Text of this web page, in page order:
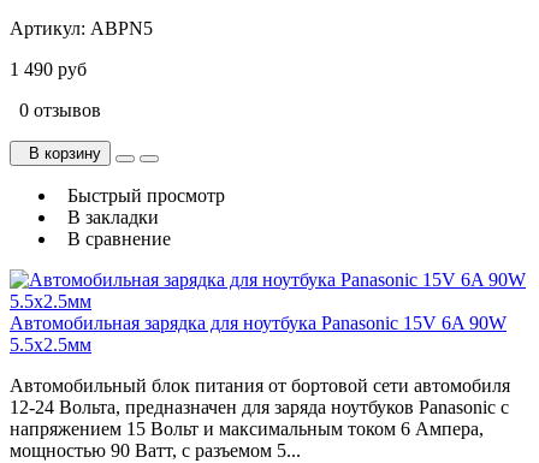
Артикул: ABPN5
1 490 руб
0 отзывов
В корзину
Быстрый просмотр
В закладки
В сравнение
Автомобильная зарядка для ноутбука Panasonic 15V 6A 90W
5.5x2.5мм
Автомобильный блок питания от бортовой сети автомобиля
12-24 Вольта, предназначен для заряда ноутбуков Panasonic с
напряжением 15 Вольт и максимальным током 6 Ампера,
мощностью 90 Ватт, с разъемом 5...